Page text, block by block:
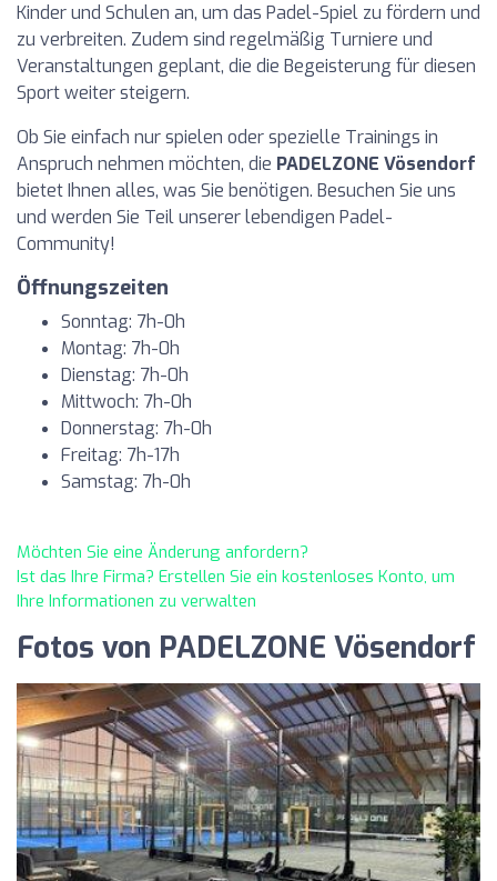
Kinder und Schulen an, um das Padel-Spiel zu fördern und
zu verbreiten. Zudem sind regelmäßig Turniere und
Veranstaltungen geplant, die die Begeisterung für diesen
Sport weiter steigern.
Ob Sie einfach nur spielen oder spezielle Trainings in
Anspruch nehmen möchten, die PADELZONE Vösendorf
bietet Ihnen alles, was Sie benötigen. Besuchen Sie uns
und werden Sie Teil unserer lebendigen Padel-
Community!
Öffnungszeiten
Sonntag: 7h-0h
Montag: 7h-0h
Dienstag: 7h-0h
Mittwoch: 7h-0h
Donnerstag: 7h-0h
Freitag: 7h-17h
Samstag: 7h-0h
Möchten Sie eine Änderung anfordern?
Ist das Ihre Firma? Erstellen Sie ein kostenloses Konto, um
Ihre Informationen zu verwalten
Fotos von PADELZONE Vösendorf